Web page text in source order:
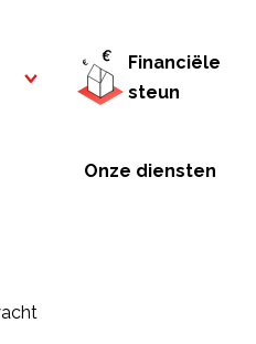
Financiële
steun
Onze diensten